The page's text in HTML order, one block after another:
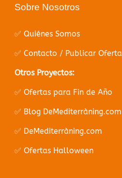
Sobre Nosotros
✅ Quiénes Somos
✅ Contacto / Publicar Oferta
Otros Proyectos:
✅ Ofertas para Fin de Año
✅ Blog DeMediterràning.com
✅ DeMediterràning.com
✅ Ofertas Halloween